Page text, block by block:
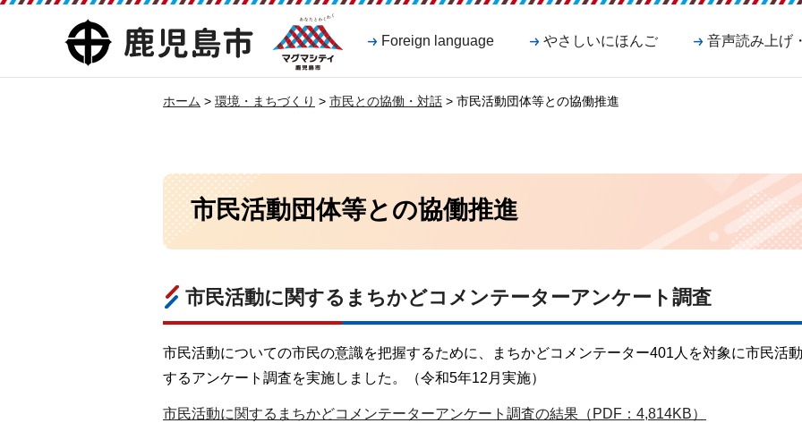
鹿児島市
マグマシティ
鹿児島市
Foreign language やさしいにほんご 音声読み上げ
ホーム > 環境・まちづくり > 市民との協働・対話 > 市民活動団体等との協働推進
市民活動団体等との協働推進
市民活動に関するまちかどコメンテーターアンケート調査
市民活動についての市民の意識を把握するために、まちかどコメンテーター401人を対象に市民活
するアンケート調査を実施しました。（令和5年12月実施）
市民活動に関するまちかどコメンテーターアンケート調査の結果（PDF：4,814KB）